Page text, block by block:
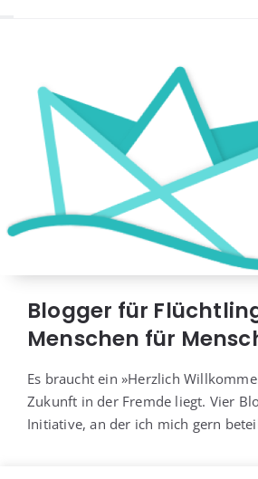
Blogger für
Menschen für
Es braucht ein »Herz­lich
Zukunft in der Frem­de liegt. Vier
Initia­ti­ve, an der ich mich gern